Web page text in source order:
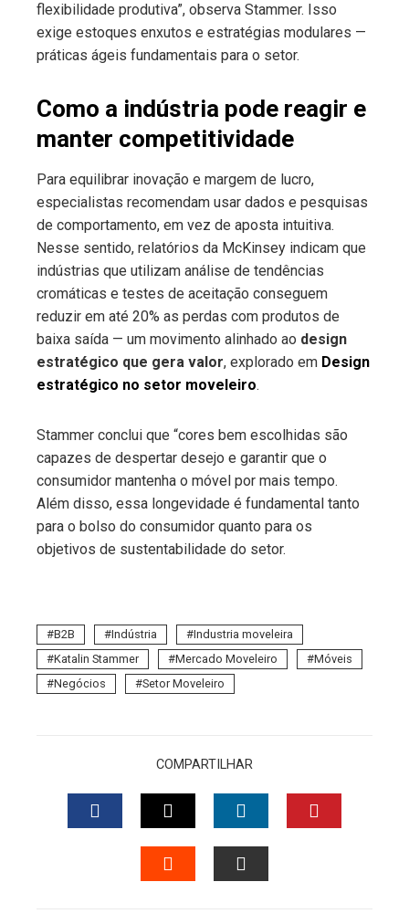
flexibilidade produtiva”, observa Stammer. Isso
exige estoques enxutos e estratégias modulares —
práticas ágeis fundamentais para o setor.
Como a indústria pode reagir e
manter competitividade
Para equilibrar inovação e margem de lucro,
especialistas recomendam usar dados e pesquisas
de comportamento, em vez de aposta intuitiva.
Nesse sentido, relatórios da McKinsey indicam que
indústrias que utilizam análise de tendências
cromáticas e testes de aceitação conseguem
reduzir em até 20% as perdas com produtos de
baixa saída — um movimento alinhado ao design
estratégico que gera valor, explorado em Design
estratégico no setor moveleiro.
Stammer conclui que “cores bem escolhidas são
capazes de despertar desejo e garantir que o
consumidor mantenha o móvel por mais tempo.
Além disso, essa longevidade é fundamental tanto
para o bolso do consumidor quanto para os
objetivos de sustentabilidade do setor.
B2B Indústria
Industria moveleira
Katalin Stammer
Mercado Moveleiro
Móveis
Negócios
Setor Moveleiro
COMPARTILHAR
FACEBOOKTWITTERLINKEDIN